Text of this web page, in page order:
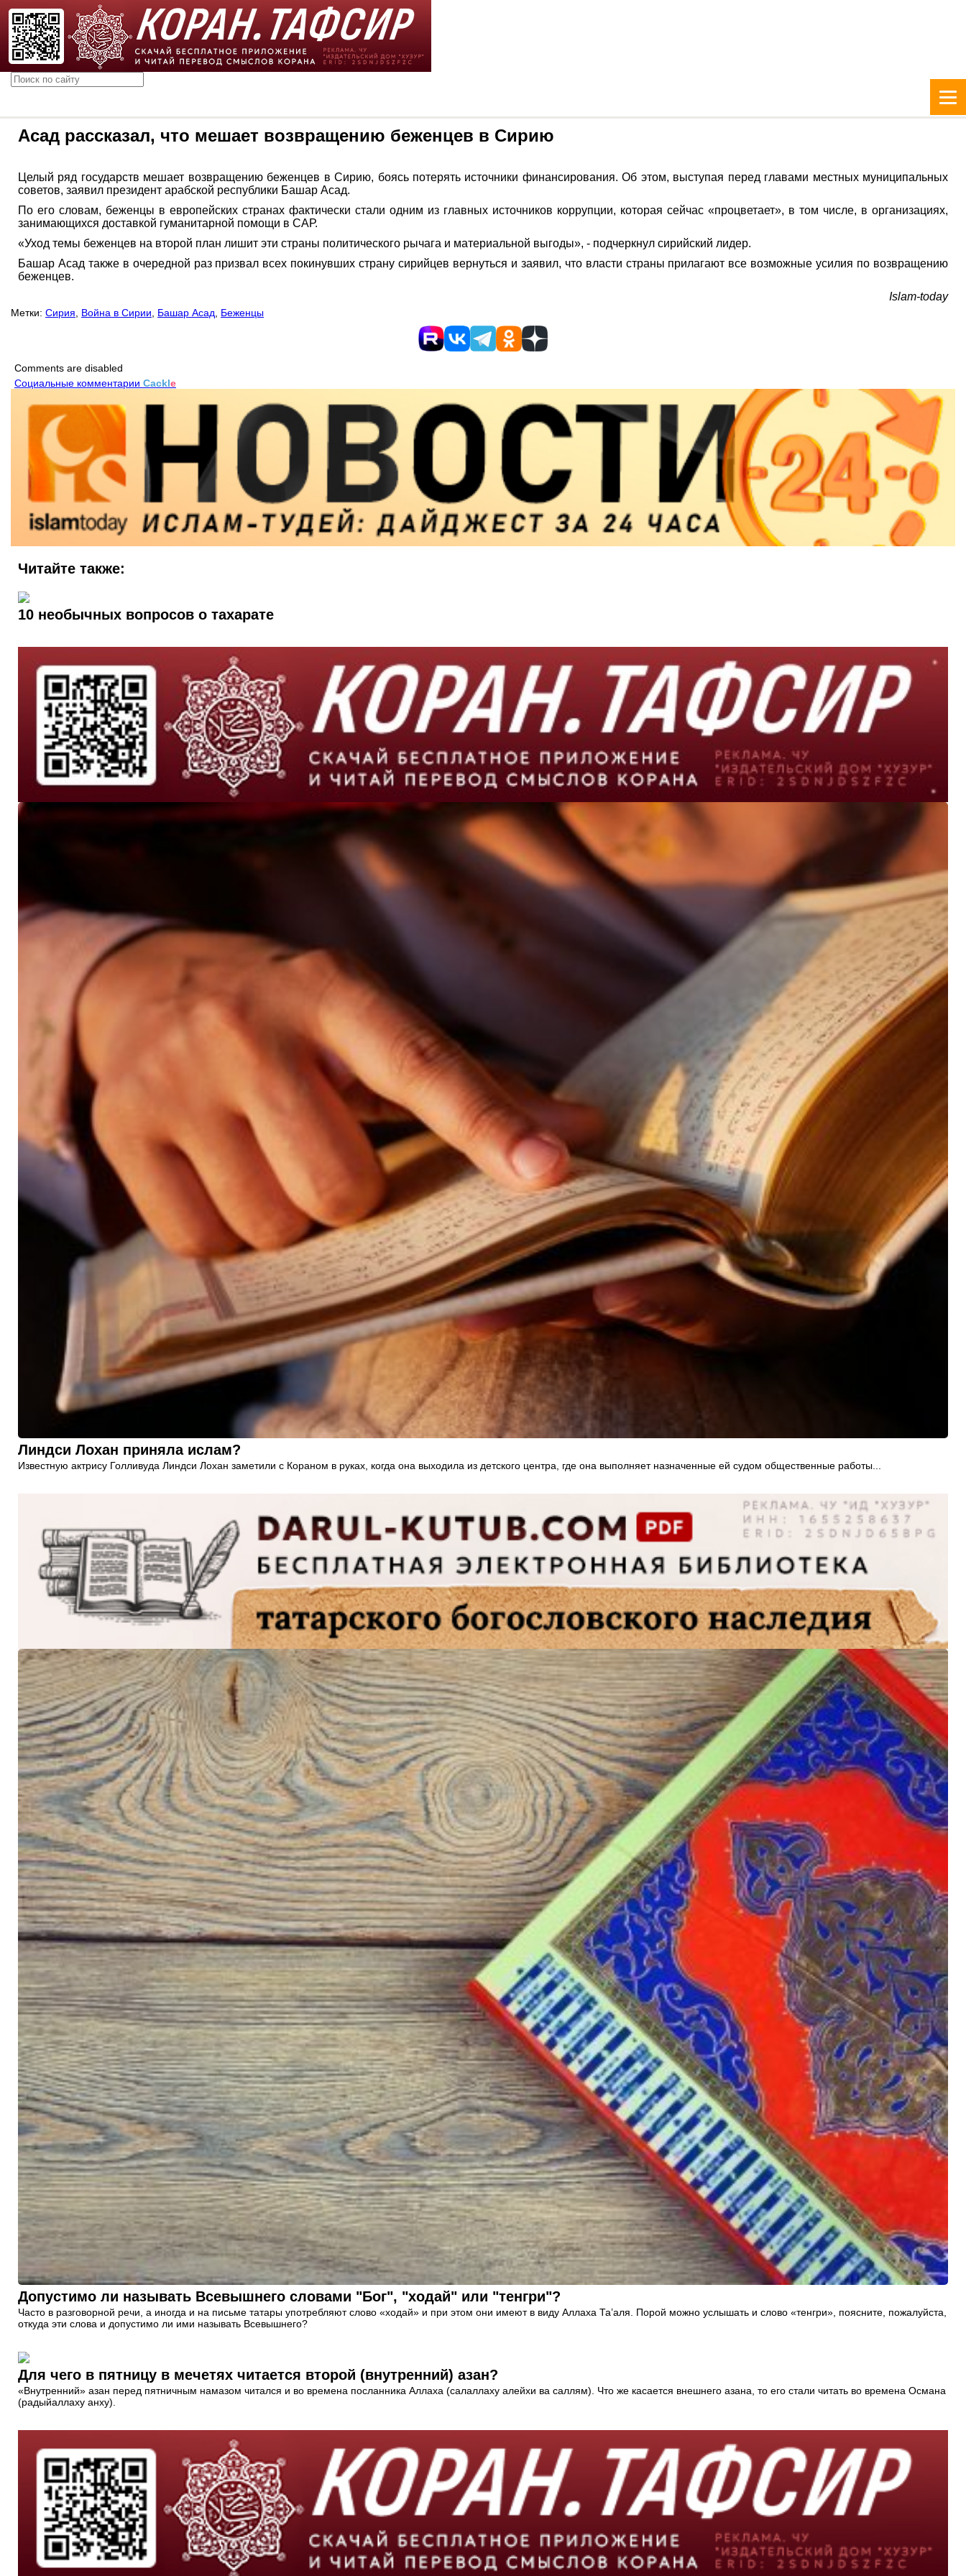
Асад рассказал, что мешает возвращению беженцев в Сирию
Целый ряд государств мешает возвращению беженцев в Сирию, боясь потерять источники финансирования. Об этом, выступая перед главами местных муниципальных
советов, заявил президент арабской республики Башар Асад.
По его словам, беженцы в европейских странах фактически стали одним из главных источников коррупции, которая сейчас «процветает», в том числе, в организациях,
занимающихся доставкой гуманитарной помощи в САР.
«Уход темы беженцев на второй план лишит эти страны политического рычага и материальной выгоды», - подчеркнул сирийский лидер.
Башар Асад также в очередной раз призвал всех покинувших страну сирийцев вернуться и заявил, что власти страны прилагают все возможные усилия по возвращению
беженцев.
Islam-today
Метки: Сирия Война в Сирии Башар Асад Беженцы
Comments are disabled
Социальные комментарии Cackle
Читайте также:
10 необычных вопросов о тахарате
Линдси Лохан приняла ислам?
Известную актрису Голливуда Линдси Лохан заметили с Кораном в руках, когда она выходила из детского центра, где она выполняет назначенные ей судом общественные работы...
Допустимо ли называть Всевышнего словами "Бог", "ходай" или "тенгри"?
Часто в разговорной речи, а иногда и на письме татары употребляют слово «ходай» и при этом они имеют в виду Аллаха Та’аля. Порой можно услышать и слово «тенгри», поясните, пожалуйста,
откуда эти слова и допустимо ли ими называть Всевышнего?
Для чего в пятницу в мечетях читается второй (внутренний) азан?
«Внутренний» азан перед пятничным намазом читался и во времена посланника Аллаха (салаллаху алейхи ва саллям). Что же касается внешнего азана, то его стали читать во времена Османа
(радыйаллаху анху).